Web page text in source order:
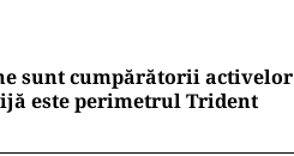
sunt cumpărătorii activelor
este perimetrul Trident